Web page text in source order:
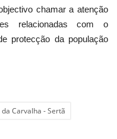
chamar a atenção
relacionadas com o
protecção da população
Carvalha - Sertã